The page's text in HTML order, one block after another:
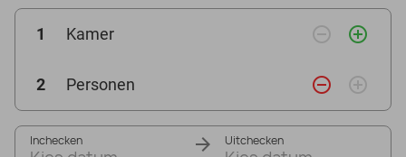
1 Kamer remove_circle_outline add_circle_outline
2 Personen remove_circle_outline add_circle_outline
Inchecken Uitchecken